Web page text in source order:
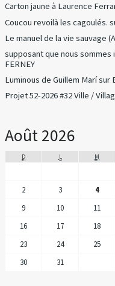
Carton jaune à Laurence
Coucou revoilà les cagoulés.
Le manuel de la vie sauvage
supposant que nous sommes
FERNEY
Luminous de Guillem Marísur
Projet 52-2026 #32 Ville /
Août 2026
D L M
2
3 4
9
10 11
16
17 18
23
24 25
30
31